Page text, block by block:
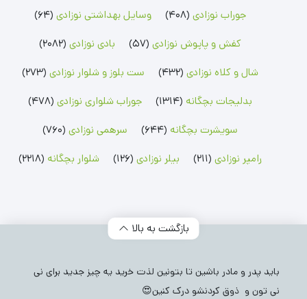
جوراب نوزادی (408) وسایل بهداشتی نوزادی (64)
کفش و پاپوش نوزادی (57) بادی نوزادی (2082)
شال و کلاه نوزادی (432) ست بلوز و شلوار نوزادی (273)
بدلیجات بچگانه (1314) جوراب شلواری نوزادی (478)
سویشرت بچگانه (644) سرهمی نوزادی (760)
رامپر نوزادی (211) بیلر نوزادی (126) شلوار بچگانه (2218)
بازگشت به بالا
باید پدر و مادر باشین تا بتونین لذت خرید یه چیز جدید برای نی
نی تون و ذوق کردنشو درک کنین😍